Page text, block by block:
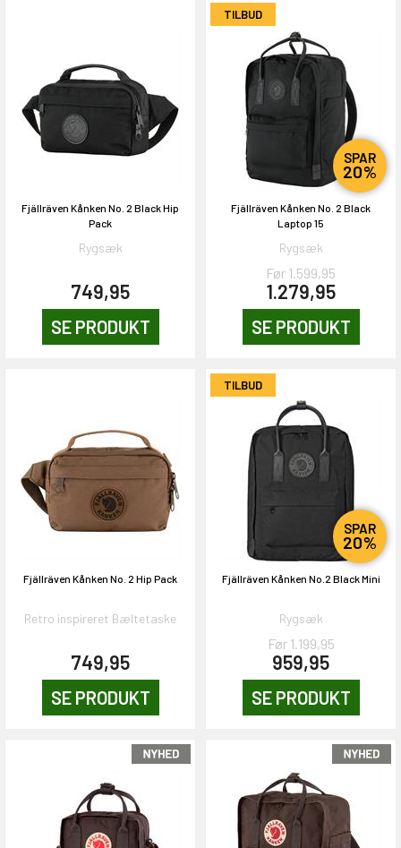
Fjällräven Kånken No. 2 Black Hip
Pack
Rygsæk
749,95
SE PRODUKT
TILBUD
SPAR
20%
Fjällräven Kånken No. 2 Black
Laptop 15
Rygsæk
Før 1.599,95
1.279,95
SE PRODUKT
Fjällräven Kånken No. 2 Hip Pack
Retro inspireret Bæltetaske
749,95
SE PRODUKT
TILBUD
SPAR
20%
Fjällräven Kånken No.2 Black Mini
Rygsæk
Før 1.199,95
959,95
SE PRODUKT
PÅ
om måneden
VIND!
NEJ TAK!